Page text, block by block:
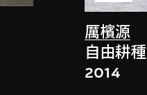
厲檳源
自由耕種
2014